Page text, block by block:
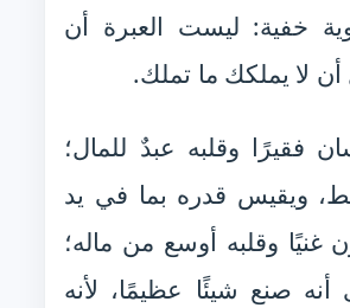
خفية: ليست العبرة أن
أن لا يملكك ما تملك.
فقيرًا وقلبه عبدٌ للمال؛
ويقيس قدره بما في يد
غنيًا وقلبه أوسع من ماله؛
صنع شيئًا عظيمًا، لأنه